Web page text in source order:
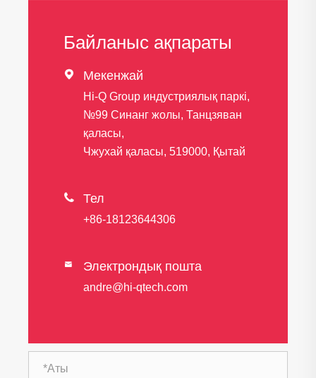
Байланыс ақпараты
 Мекенжай
Hi-Q Group индустриялық паркі,
№99 Синанг жолы, Танцзяван
қаласы,
Чжухай қаласы, 519000, Қытай
 Тел
+86-18123644306
 Электрондық пошта
andre@hi-qtech.com